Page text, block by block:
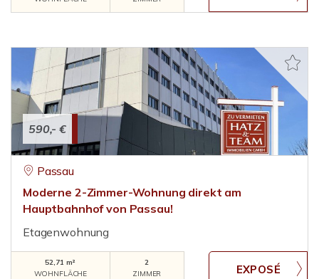
590,- €
Passau
Moderne 2-Zimmer-Wohnung direkt am
Hauptbahnhof von Passau!
Etagenwohnung
52,71 m²
WOHNFLÄCHE
2
ZIMMER